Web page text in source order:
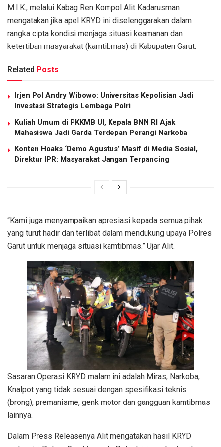
M.I.K., melalui Kabag Ren Kompol Alit Kadarusman
mengatakan jika apel KRYD ini diselenggarakan dalam
rangka cipta kondisi menjaga situasi keamanan dan
ketertiban masyarakat (kamtibmas) di Kabupaten Garut.
Related Posts
Irjen Pol Andry Wibowo: Universitas Kepolisian Jadi
Investasi Strategis Lembaga Polri
Kuliah Umum di PKKMB UI, Kepala BNN RI Ajak
Mahasiswa Jadi Garda Terdepan Perangi Narkoba
Konten Hoaks ‘Demo Agustus’ Masif di Media Sosial,
Direktur IPR: Masyarakat Jangan Terpancing
“Kami juga menyampaikan apresiasi kepada semua pihak
yang turut hadir dan terlibat dalam mendukung upaya Polres
Garut untuk menjaga situasi kamtibmas.” Ujar Alit.
Sasaran Operasi KRYD malam ini adalah Miras, Narkoba,
Knalpot yang tidak sesuai dengan spesifikasi teknis
(brong), premanisme, genk motor dan gangguan kamtibmas
lainnya.
Dalam Press Releasenya Alit mengatakan hasil KRYD